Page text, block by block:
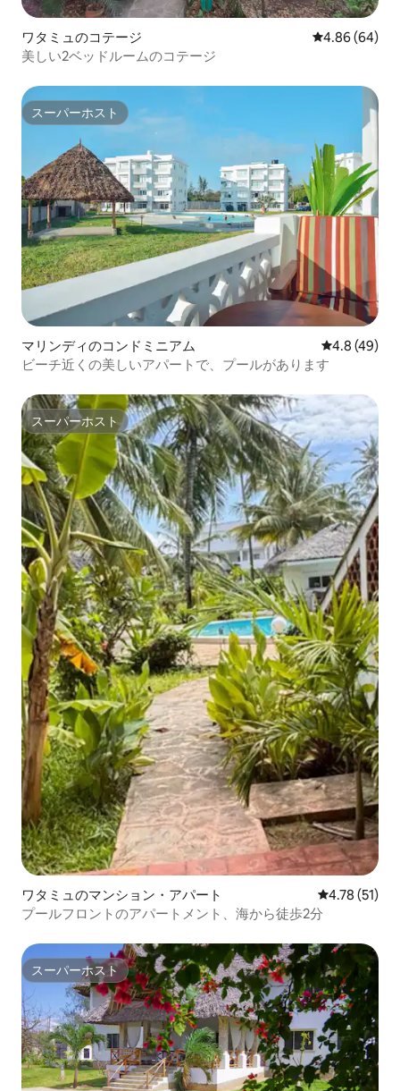
ワタミュのコテージ レビュー64件
4.86 (64)
美しい2ベッドルームのコテージ
スーパーホスト
スーパーホスト
マリンディのコンドミニアム レビュー49
4.8 (49)
ビーチ近くの美しいアパートで、プールがあります
スーパーホスト
スーパーホスト
ワタミュのマンション・アパート レビュー51
4.78 (51)
プールフロントのアパートメント、海から徒歩2分
スーパーホスト
スーパーホスト